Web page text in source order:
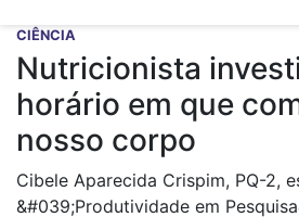
CIÊNCIA
Nutricionista
horário em que
nosso corpo
Cibele Aparecida Crispim, PQ-2,
&#039;Produtividade em